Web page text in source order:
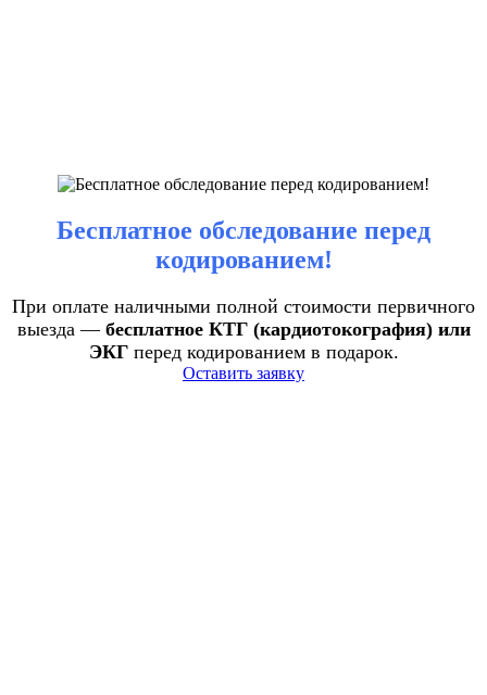
Бесплатное обследование перед
кодированием!
При оплате наличными полной стоимости первичного
выезда — бесплатное КТГ (кардиотокография) или
ЭКГперед кодированием в подарок.
Оставить заявку